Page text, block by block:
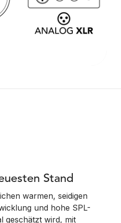
Stand
warmen, seidigen
und hohe SPL-
geschätzt wird, mit